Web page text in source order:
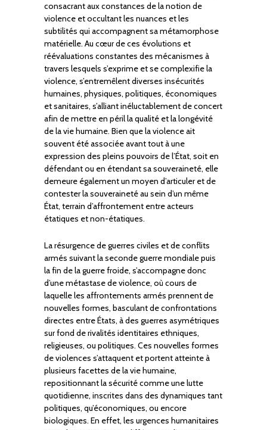
consacrant aux constances de la notion de
violence et occultant les nuances et les
subtilités qui accompagnent sa métamorphose
matérielle. Au cœur de ces évolutions et
réévaluations constantes des mécanismes à
travers lesquels s’exprime et se complexifie la
violence, s’entremêlent diverses insécurités
humaines, physiques, politiques, économiques
et sanitaires, s’alliant inéluctablement de concert
afin de mettre en péril la qualité et la longévité
de la vie humaine. Bien que la violence ait
souvent été associée avant tout à une
expression des pleins pouvoirs de l’État, soit en
défendant ou en étendant sa souveraineté, elle
demeure également un moyen d’articuler et de
contester la souveraineté au sein d’un même
État, terrain d’affrontement entre acteurs
étatiques et non-étatiques.
La résurgence de guerres civiles et de conflits
armés suivant la seconde guerre mondiale puis
la fin de la guerre froide, s’accompagne donc
d’une métastase de violence, où cours de
laquelle les affrontements armés prennent de
nouvelles formes, basculant de confrontations
directes entre États, à des guerres asymétriques
sur fond de rivalités identitaires ethniques,
religieuses, ou politiques. Ces nouvelles formes
de violences s’attaquent et portent atteinte à
plusieurs facettes de la vie humaine,
repositionnant la sécurité comme une lutte
quotidienne, inscrites dans des dynamiques tant
politiques, qu’économiques, ou encore
biologiques. En effet, les urgences humanitaires